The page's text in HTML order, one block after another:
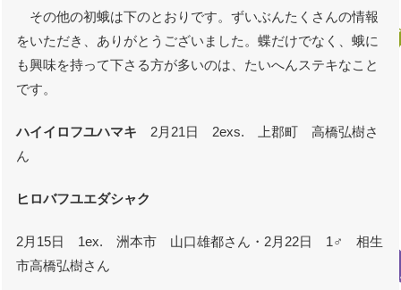
その他の初蛾は下のとおりです。ずいぶんたくさんの情報
をいただき、ありがとうございました。蝶だけでなく、蛾に
も興味を持って下さる方が多いのは、たいへんステキなこと
です。
ハイイロフユハマキ 2月21日 2exs. 上郡町 高橋弘樹さ
ん
ヒロバフユエダシャク
2月15日 1ex. 洲本市 山口雄都さん・2月22日 1♂ 相生
市高橋弘樹さん